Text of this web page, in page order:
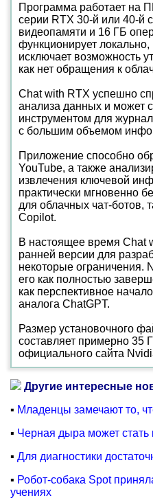
Программа работает на
серии RTX 30-й или 40-й
видеопамяти и 16 ГБ
функционирует локально,
исключает возможность
как нет обращения к
Chat with RTX успешно
анализа данных и может
инструментом для
с большим объемом
Приложение способно
YouTube, а также
извлечения ключевой
практически мгновенно
для облачных чат-ботов,
Copilot.
В настоящее время Chat
ранней версии для
некоторые ограничения.
его как полностью
как перспективное
аналога ChatGPT.
Размер установочного
составляет примерно 35
официального сайта
Другие интересные
▪ Младенцы замечают то,
▪ Черная дыра может стать
▪ Для диагностики
▪ Робот-собака Spot
учениях